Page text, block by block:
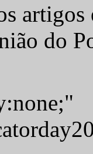
artigos
do